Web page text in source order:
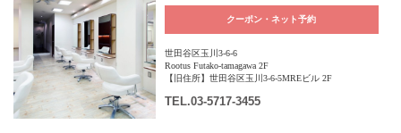
クーポン・ネット予約
世田谷区玉川3-6-6
Rootus Futako-tamagawa 2F
【旧住所】世田谷区玉川3-6-5MREビル 2F
TEL.03-5717-3455